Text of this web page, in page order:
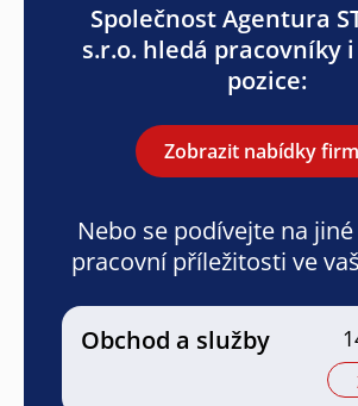
Společnost Agentura
s.r.o. hledá pracovníky
pozice:
Zobrazit nabídky
Nebo se podívejte na
pracovní příležitosti ve
Obchod a služby